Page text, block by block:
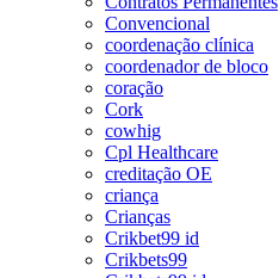
Convencional
coordenação clínica
coordenador de bloco
coração
Cork
cowhig
Cpl Healthcare
creditação OE
criança
Crianças
Crikbet99 id
Crikbets99